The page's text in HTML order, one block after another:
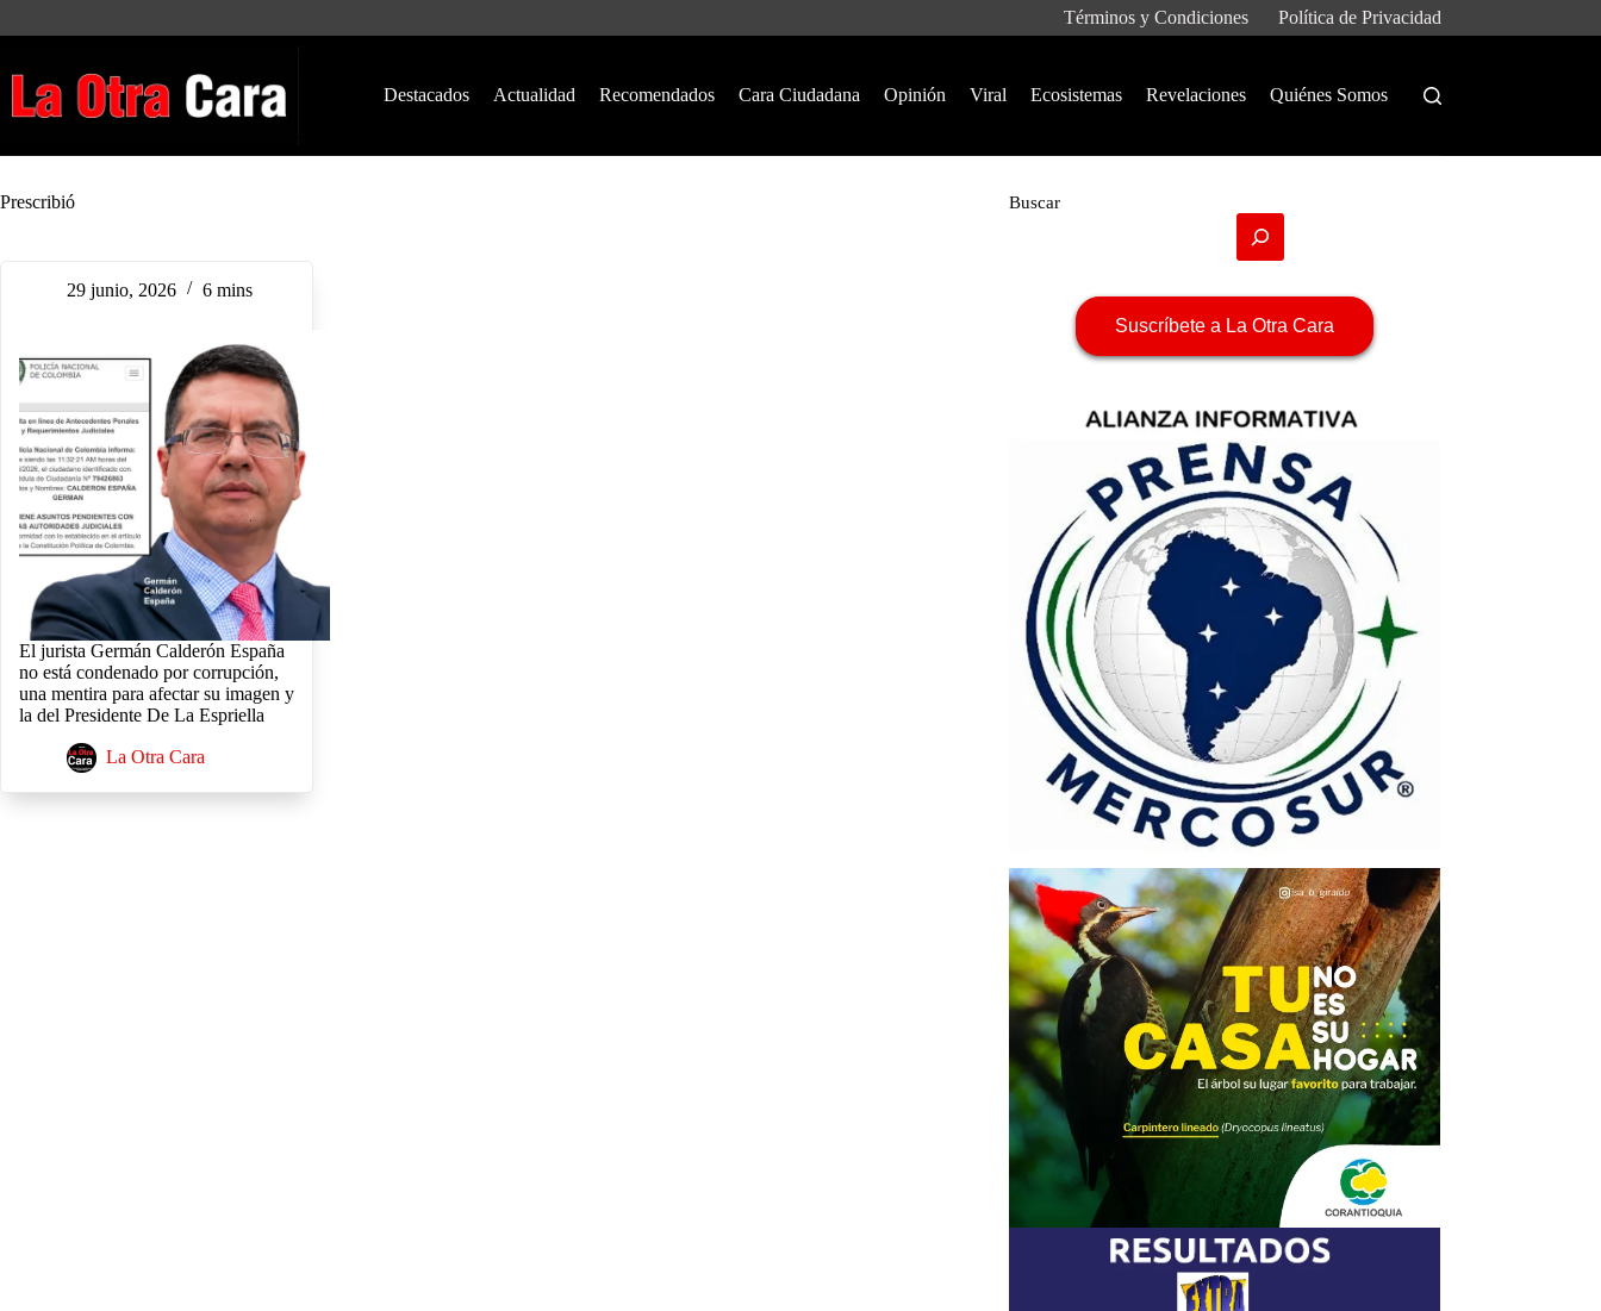
Términos y Condiciones Política de Privacidad
Destacados Actualidad Recomendados Cara Ciudadana Opinión Viral Ecosistemas Revelaciones Quiénes Somos
Prescribió
29 junio, 2026 6 mins
El jurista Germán Calderón España
no está condenado por corrupción,
una mentira para afectar su imagen y
la del Presidente De La Espriella
La Otra Cara
Buscar
Suscríbete a La Otra Cara